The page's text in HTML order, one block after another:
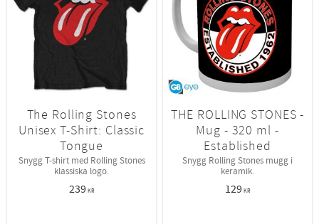
The Rolling Stones
Unisex T-Shirt: Classic
Tongue
Snygg T-shirt med Rolling Stones
klassiska logo.
239KR
THE ROLLING STONES -
Mug - 320 ml -
Established
Snygg Rolling Stones mugg i
keramik.
129KR